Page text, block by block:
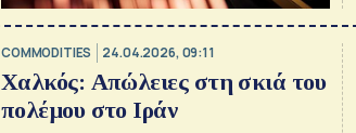
COMMODITIES 24.04.2026, 09:11
Χαλκός: Απώλειες στη σκιά του
πολέμου στο Ιράν